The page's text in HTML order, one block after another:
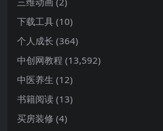
下载工具 (10)
个人成长 (364)
中创网教程 (13,592)
中医养生 (12)
书籍阅读 (13)
买房装修 (4)